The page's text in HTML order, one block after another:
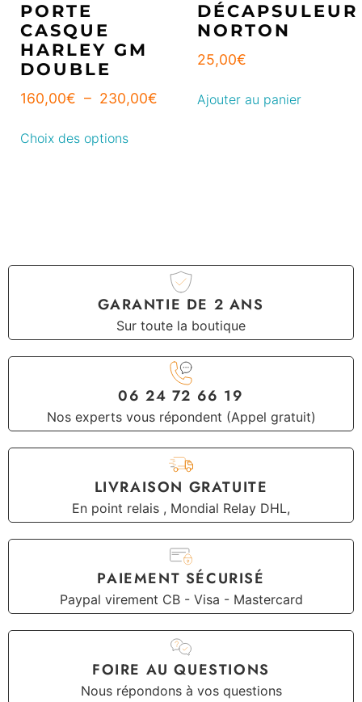
PORTE
CASQUE
HARLEY GM
DOUBLE
160,00€ – 230,00€
Choix des options
DÉCAPSULEUR
NORTON
25,00€
Ajouter au panier
GARANTIE DE 2 ANS
Sur toute la boutique
06 24 72 66 19
Nos experts vous répondent (Appel gratuit)
LIVRAISON GRATUITE
En point relais , Mondial Relay DHL,
PAIEMENT SÉCURISÉ
Paypal virement CB - Visa - Mastercard
FOIRE AU QUESTIONS
Nous répondons à vos questions